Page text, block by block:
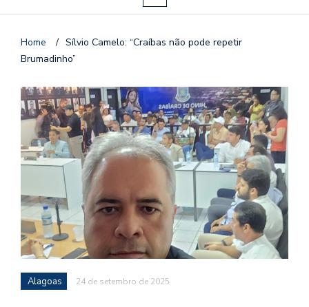
Home / Sílvio Camelo: “Craíbas não pode repetir
Brumadinho”
Alagoas 24 de setembro de 2025